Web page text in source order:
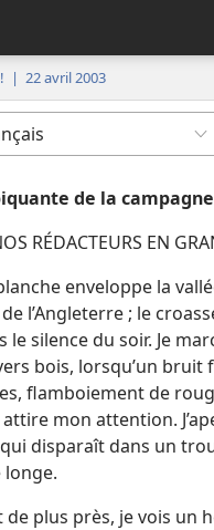
| 22 avril 2003
de la campagne
RÉDACTEURS EN
enveloppe la
l’Angleterre ; le
le silence du soir. Je
bois, lorsqu’un bruit
flamboiement de
mon attention.
disparaît dans un
longe.
de plus près, je vois un